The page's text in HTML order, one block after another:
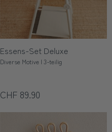
Essens-Set Deluxe
Diverse Motive | 3-teilig
CHF 89.90